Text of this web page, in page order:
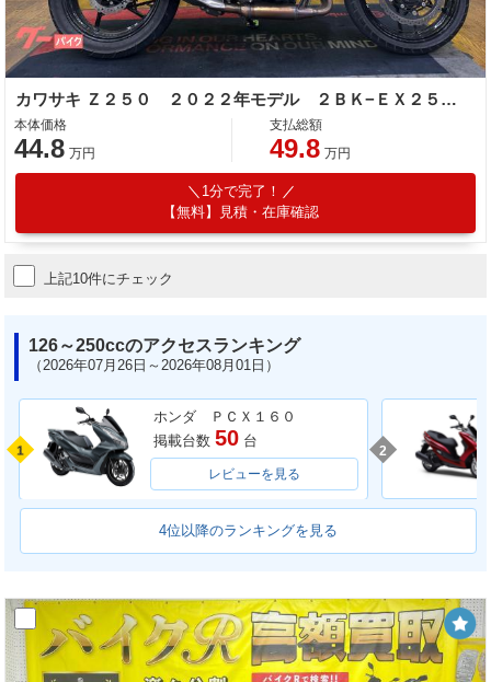
カワサキ Ｚ２５０ ２０２２年モデル ２ＢＫ−ＥＸ２５０Ｐ型 サイドスタンドカバー エンジンスライダー
本体価格
44.8 万円
支払総額
49.8 万円
1分で完了！
【無料】見積・在庫確認
上記10件にチェック
126～250ccのアクセスランキング
（2026年07月26日～2026年08月01日）
1
ホンダ ＰＣＸ１６０
掲載台数 50 台
レビューを見る
2
4位以降のランキングを見る